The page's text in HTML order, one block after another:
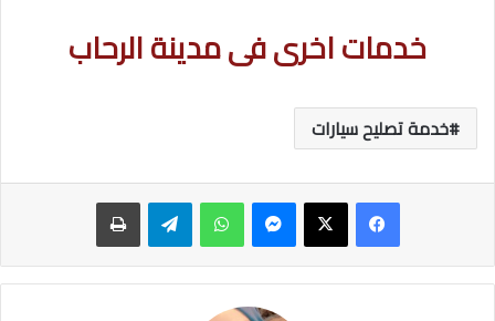
خدمات اخرى فى مدينة الرحاب
خدمة تصليح سيارات
ماسنجر واتساب تيلقرام طباعة